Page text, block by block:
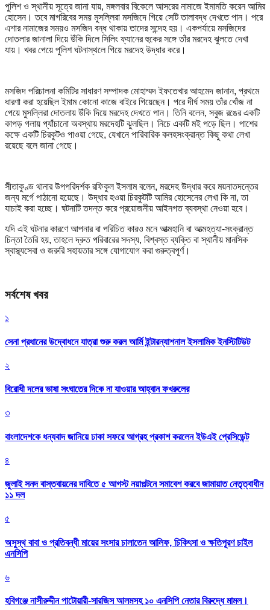
পুলিশ ও স্থানীয় সূত্রে জানা যায়, মঙ্গলবার বিকেলে আসরের নামাজে ইমামতি করেন আমির
হোসেন। তবে মাগরিবের সময় মুসল্লিরা মসজিদে গিয়ে সেটি তালাবদ্ধ দেখতে পান। পরে
এশার নামাজের সময়ও মসজিদ বন্ধ থাকায় তাদের সন্দেহ হয়। একপর্যায়ে মসজিদের
দোতলার জানালা দিয়ে উঁকি দিলে সিলিং ফ্যানের হুকের সঙ্গে তাঁর মরদেহ ঝুলতে দেখা
যায়। খবর পেয়ে পুলিশ ঘটনাস্থলে গিয়ে মরদেহ উদ্ধার করে।
মসজিদ পরিচালনা কমিটির সাধারণ সম্পাদক মোহাম্মদ ইফতেখার আহমেদ জানান, প্রথমে
ধারণা করা হয়েছিল ইমাম কোনো কাজে বাইরে গিয়েছেন। পরে দীর্ঘ সময় তাঁর খোঁজ না
পেয়ে মুসল্লিরা দোতলায় উঁকি দিয়ে মরদেহ দেখতে পান। তিনি বলেন, সবুজ রঙের একটি
কাপড় গলায় প্যাঁচানো অবস্থায় মরদেহটি ঝুলছিল। নিচে একটি মই পড়ে ছিল। পাশের
কক্ষে একটি চিরকুটও পাওয়া গেছে, যেখানে পারিবারিক কলহসংক্রান্ত কিছু কথা লেখা
রয়েছে বলে জানা গেছে।
সীতাকুণ্ড থানার উপপরিদর্শক রফিকুল ইসলাম বলেন, মরদেহ উদ্ধার করে ময়নাতদন্তের
জন্য মর্গে পাঠানো হয়েছে। উদ্ধার হওয়া চিরকুটটি আমির হোসেনের লেখা কি না, তা
যাচাই করা হচ্ছে। ঘটনাটি তদন্ত করে প্রয়োজনীয় আইনগত ব্যবস্থা নেওয়া হবে।
যদি এই ঘটনার কারণে আপনার বা পরিচিত কারও মনে আত্মহানি বা আত্মহত্যা-সংক্রান্ত
চিন্তা তৈরি হয়, তাহলে দ্রুত পরিবারের সদস্য, বিশ্বস্ত ব্যক্তি বা স্থানীয় মানসিক
স্বাস্থ্যসেবা ও জরুরি সহায়তার সঙ্গে যোগাযোগ করা গুরুত্বপূর্ণ।
সর্বশেষ খবর
১
সেনা প্রধানের উদ্বোধনে যাত্রা শুরু করল আর্মি ইন্টারন্যাশনাল ইসলামিক ইনস্টিটিউট
২
বিরোধী দলের ভাষা সংঘাতের দিকে না যাওয়ার আহ্বান ফখরুলের
৩
বাংলাদেশকে ধন্যবাদ জানিয়ে ঢাকা সফরে আগ্রহ প্রকাশ করলেন ইউএই প্রেসিডেন্ট
৪
জুলাই সনদ বাস্তবায়নের দাবিতে ৫ আগস্ট নয়াপল্টনে সমাবেশ করবে জামায়াত নেতৃত্বাধীন
১১ দল
৫
অসুস্থ বাবা ও প্রতিবন্ধী মায়ের সংসার চালাতেন আলিফ, চিকিৎসা ও ক্ষতিপূরণ চাইল
এনসিপি
৬
হবিগঞ্জে নাসীরুদ্দীন পাটোয়ারী-সারজিস আলমসহ ১০ এনসিপি নেতার বিরুদ্ধে মামল।